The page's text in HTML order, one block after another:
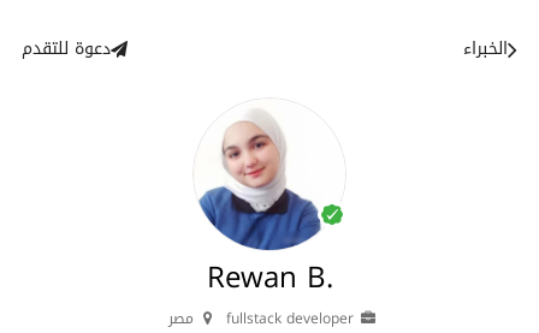
الخبراء دعوة للتقدم
Rewan B.
مصر